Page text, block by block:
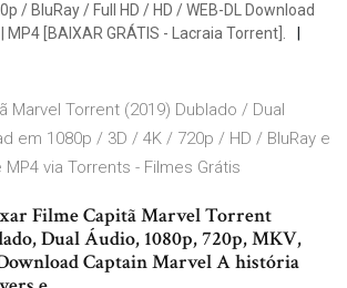
/ BluRay / Full HD / HD / WEB-DL Download
[BAIXAR GRÁTIS - Lacraia Torrent].
Marvel Torrent (2019) Dublado / Dual
em 1080p / 3D / 4K / 720p / HD / BluRay e
via Torrents - Filmes Grátis
Filme Capitã Marvel Torrent
Dual Áudio, 1080p, 720p, MKV,
Captain Marvel A história